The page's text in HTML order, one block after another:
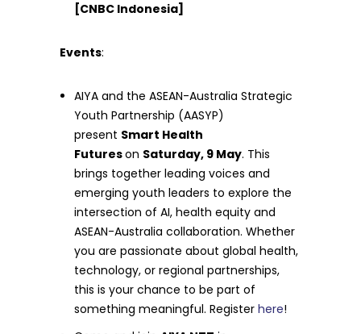
[CNBC Indonesia]
Events:
AIYA and the ASEAN-Australia Strategic
Youth Partnership (AASYP)
present Smart Health
Futureson Saturday, 9 May. This
brings together leading voices and
emerging youth leaders to explore the
intersection of AI, health equity and
ASEAN-Australia collaboration. Whether
you are passionate about global health,
technology, or regional partnerships,
this is your chance to be part of
something meaningful. Registerhere!